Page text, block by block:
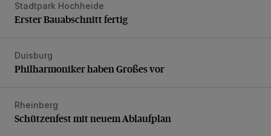
Erster Bauabschnitt fertig
Stadtpark Hochheide
Erster Bauabschnitt fertig
Philharmoniker haben Großes vor
Duisburg
Philharmoniker haben Großes vor
Schützenfest mit neuem Ablaufplan
Rheinberg
Schützenfest mit neuem Ablaufplan